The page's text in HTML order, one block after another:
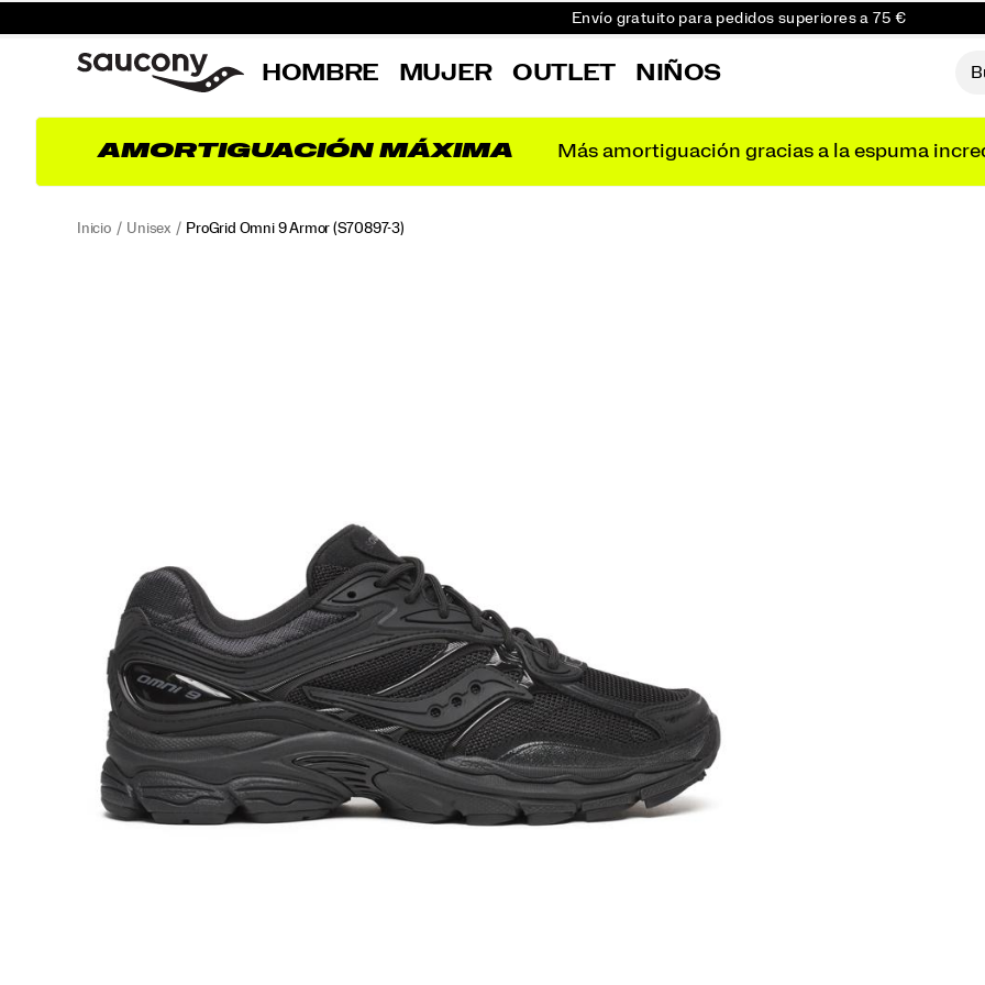
Envío gratuito para pedidos superiores a 75 €
Consigue un 10 % de descuento en tu primer pedido
HOMBRE MUJER OUTLET NIÑOS
AMORTIGUACIÓN MÁXIMA Más amortiguación gracias a la espuma
Inicio Unisex ProGrid Omni 9 Armor (S70897-3)